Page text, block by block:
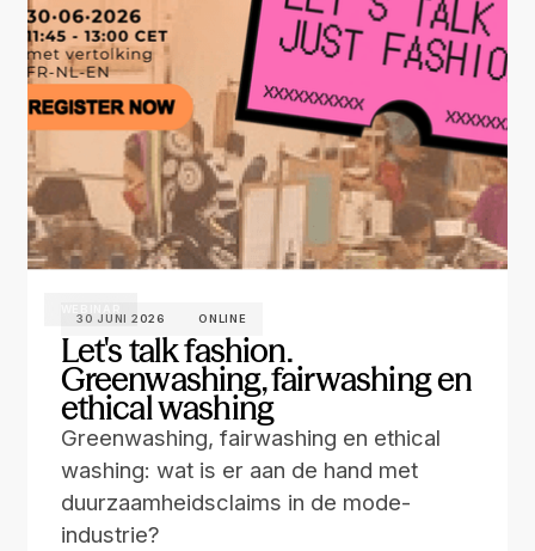
30 JUNI 2026 ONLINE
Let's talk fashion.
Greenwashing, fairwashing en
ethical washing
Greenwashing, fairwashing en ethical
washing: wat is er aan de hand met
duurzaamheidsclaims in de mode-
industrie?